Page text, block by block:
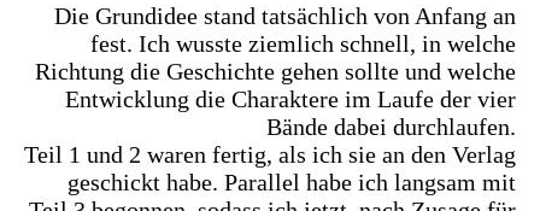
Die Grundidee stand tatsächlich von Anfang an
fest. Ich wusste ziemlich schnell, in welche
Richtung die Geschichte gehen sollte und welche
Entwicklung die Charaktere im Laufe der vier
Bände dabei durchlaufen.
Teil 1 und 2 waren fertig, als ich sie an den Verlag
geschickt habe. Parallel habe ich langsam mit